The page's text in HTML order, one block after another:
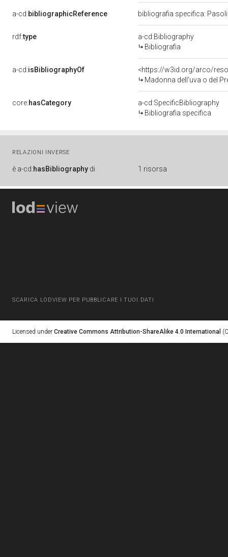
a-cd:bibliographicReference bibliografia specifica:
rdf:type
a-cd:Bibliography
Bibliografia
a-cd:isBibliographyOf
<https://w3id.org/arco/
Madonna dell’uva o del
core:hasCategory
a-cd:SpecificBibliography
Bibliografia specifica
RELAZIONI INVERSE
è a-cd:hasBibliography di 1 risorsa
SCARICA LODVIEW PER PUBBLICARE I TUOI DATI
Licensed under Creative Commons Attribution-ShareAlike 4.0 International